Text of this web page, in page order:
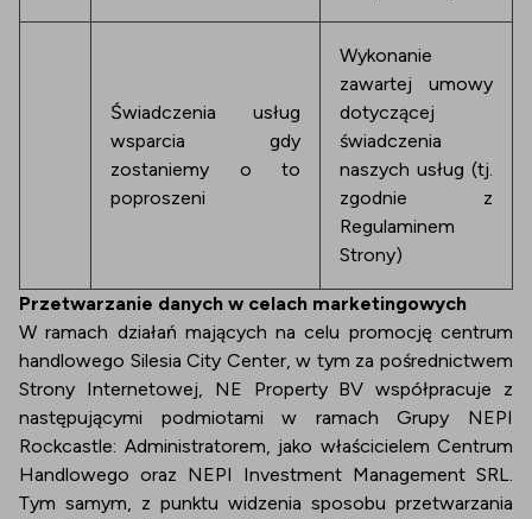
Świadczenia usług
wsparcia gdy
zostaniemy o to
poproszeni
Wykonanie
zawartej umowy
dotyczącej
świadczenia
naszych usług (tj.
zgodnie z
Regulaminem
Strony)
Przetwarzanie danych w celach marketingowych
W ramach działań mających na celu promocję centrum
handlowego Silesia City Center, w tym za pośrednictwem
Strony Internetowej, NE Property BV współpracuje z
następującymi podmiotami w ramach Grupy NEPI
Rockcastle: Administratorem, jako właścicielem Centrum
Handlowego oraz NEPI Investment Management SRL.
Tym samym, z punktu widzenia sposobu przetwarzania